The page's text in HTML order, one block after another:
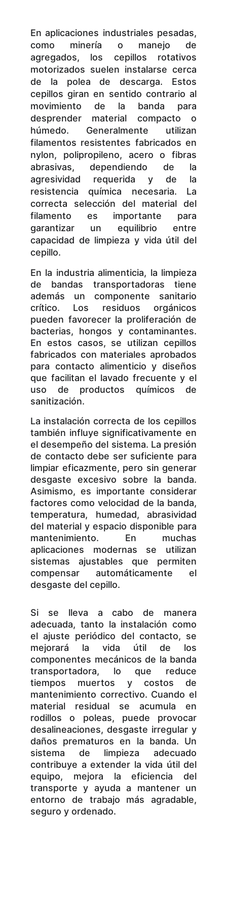
La instalación correcta de los cepillos
también influye significativamente en
el desempeño del sistema. La presión
de contacto debe ser suficiente para
limpiar eficazmente, pero sin generar
desgaste excesivo sobre la banda.
Asimismo, es importante considerar
factores como velocidad de la banda,
temperatura, humedad, abrasividad
del material y espacio disponible para
mantenimiento. En muchas
aplicaciones modernas se utilizan
sistemas ajustables que permiten
compensar automáticamente el
desgaste del cepillo.
Si se lleva a cabo de manera
adecuada, tanto la instalación como
el ajuste periódico del contacto, se
mejorará la vida útil de los
componentes mecánicos de la banda
transportadora, lo que reduce
tiempos muertos y costos de
mantenimiento correctivo. Cuando el
material residual se acumula en
rodillos o poleas, puede provocar
desalineaciones, desgaste irregular y
daños prematuros en la banda. Un
sistema de limpieza adecuado
contribuye a extender la vida útil del
equipo, mejora la eficiencia del
transporte y ayuda a mantener un
entorno de trabajo más agradable,
seguro y ordenado.
En aplicaciones industriales pesadas,
como minería o manejo de
agregados, los cepillos rotativos
motorizados suelen instalarse cerca
de la polea de descarga. Estos
cepillos giran en sentido contrario al
movimiento de la banda para
desprender material compacto o
húmedo. Generalmente utilizan
filamentos resistentes fabricados en
nylon, polipropileno, acero o fibras
abrasivas, dependiendo de la
agresividad requerida y de la
resistencia química necesaria. La
correcta selección del material del
filamento es importante para
garantizar un equilibrio entre
capacidad de limpieza y vida útil del
cepillo.
En la industria alimenticia, la limpieza
de bandas transportadoras tiene
además un componente sanitario
crítico. Los residuos orgánicos
pueden favorecer la proliferación de
bacterias, hongos y contaminantes.
En estos casos, se utilizan cepillos
fabricados con materiales aprobados
para contacto alimenticio y diseños
que facilitan el lavado frecuente y el
uso de productos químicos de
sanitización.